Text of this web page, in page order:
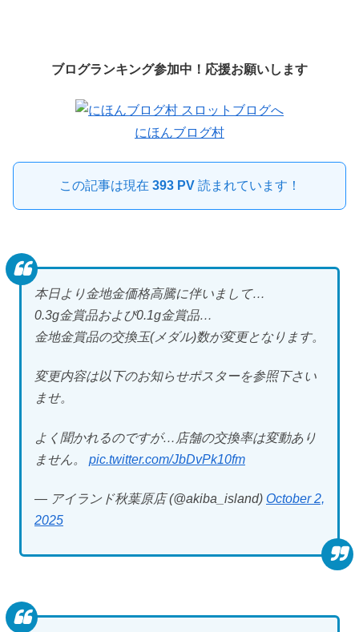
ブログランキング参加中！応援お願いします
にほんブログ村
この記事は現在 393 PV読まれています！
本日より金地金価格高騰に伴いまして…
0.3g金賞品および0.1g金賞品…
金地金賞品の交換玉(メダル)数が変更となります。
変更内容は以下のお知らせポスターを参照下さい
ませ。
よく聞かれるのですが…店舗の交換率は変動あり
ません。 pic.twitter.com/JbDvPk10fm
— アイランド秋葉原店 (@akiba_island) October 2,
2025